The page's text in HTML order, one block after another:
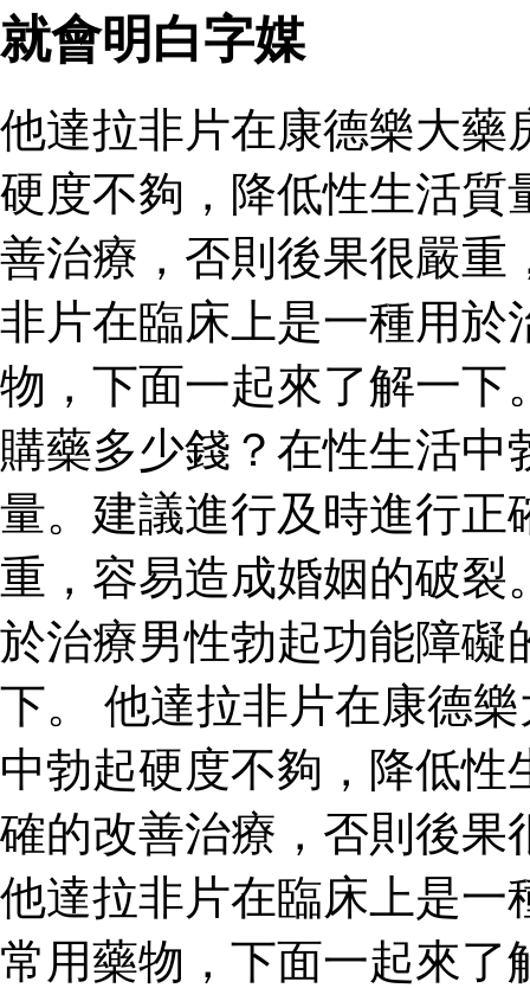
就會明白字媒
他達拉非片在康德樂大藥
硬度不夠，降低性生活質
善治療，否則後果很嚴重
非片在臨床上是一種用於
物，下面一起來了解一下
購藥多少錢？在性生活
量。建議進行及時進行正
重，容易造成婚姻的破裂
於治療男性勃起功能障礙
下。 他達拉非片在康德
中勃起硬度不夠，降低
確的改善治療，否則後果
他達拉非片在臨床上是一
常用藥物，下面一起來